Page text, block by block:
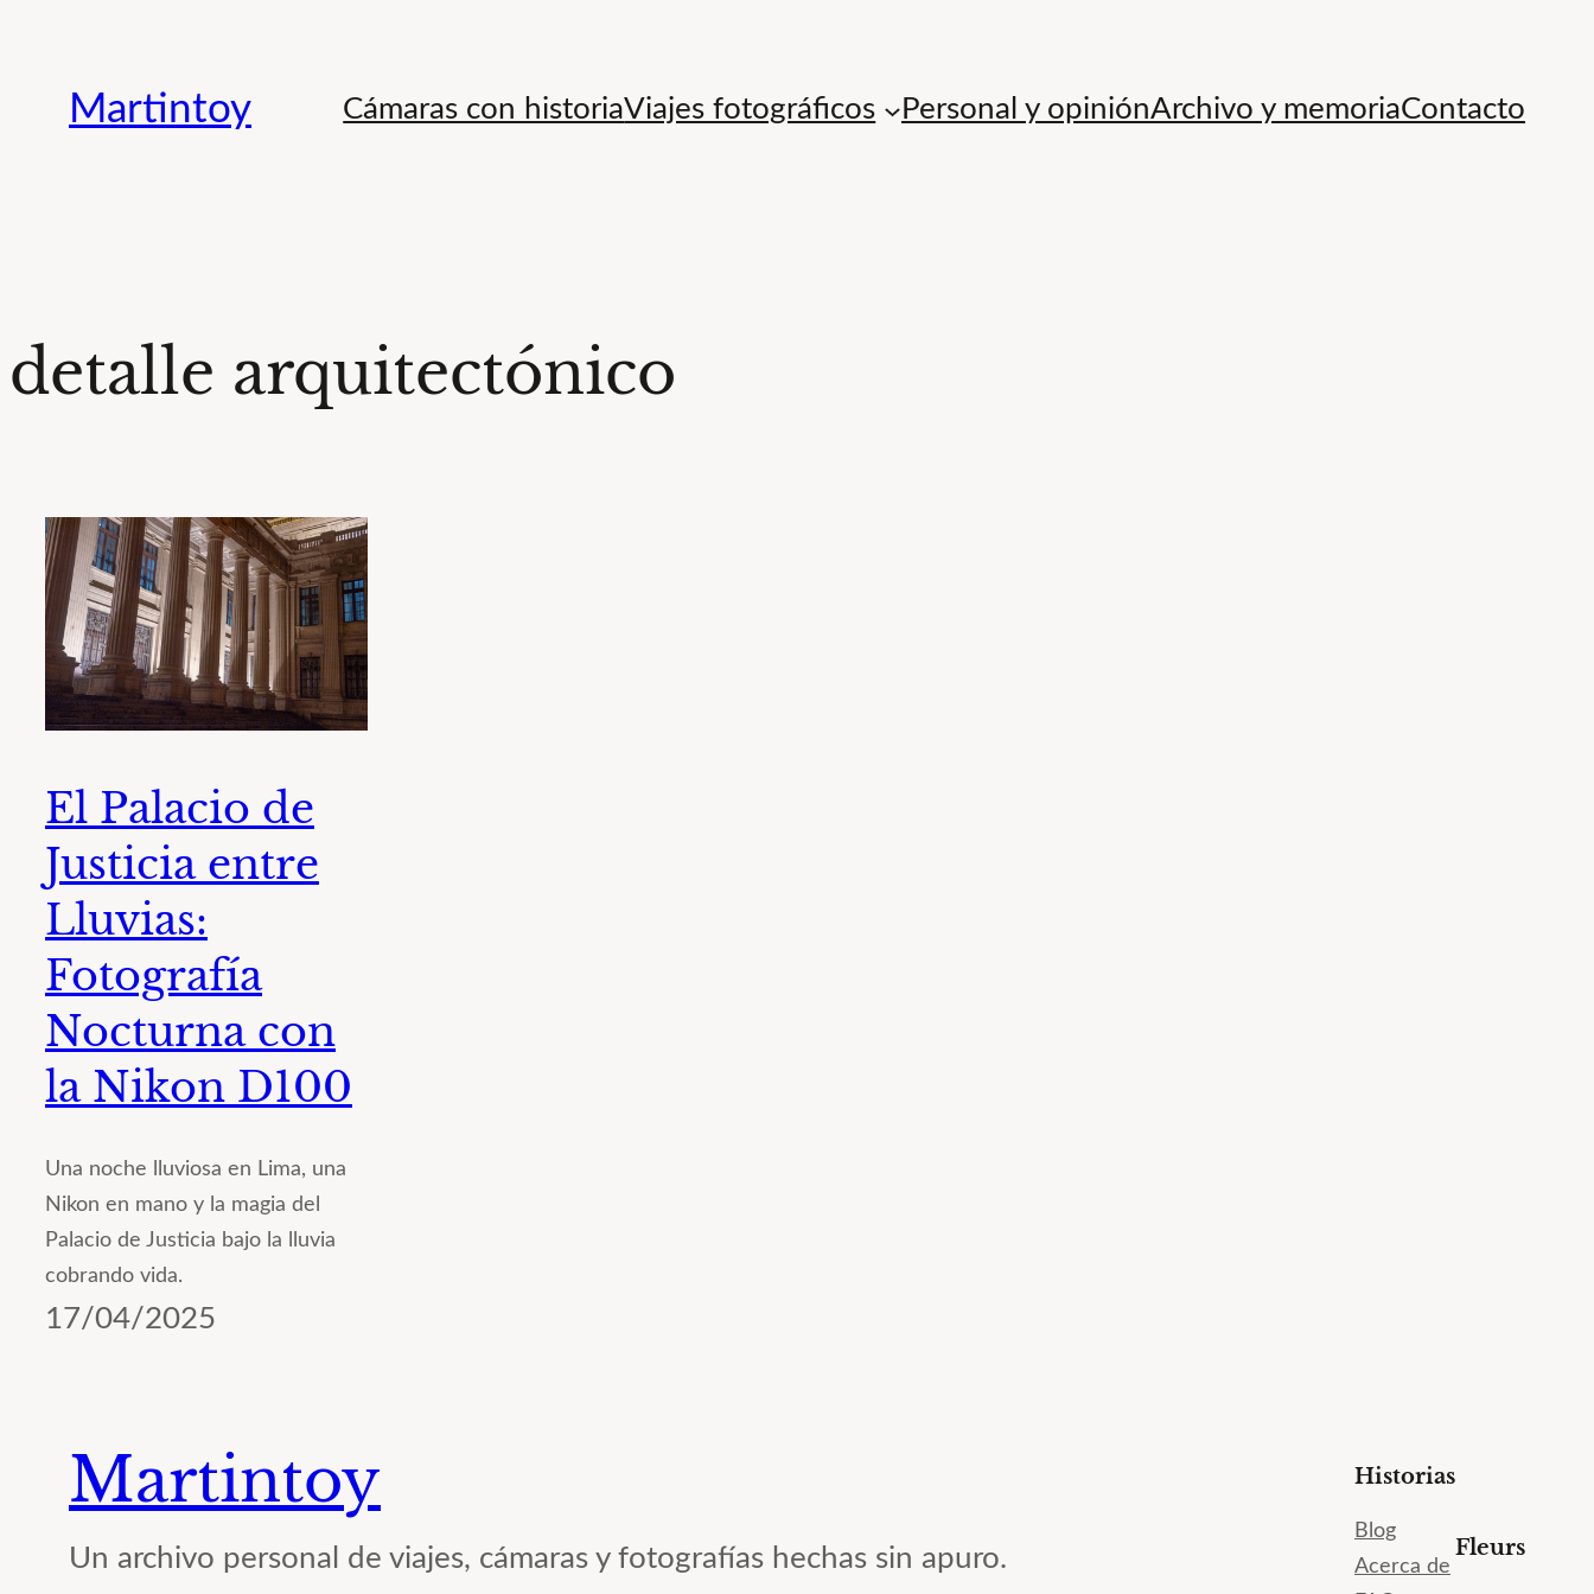
contenido
Martintoy Cámaras con historiaViajes fotográficos Personal y opiniónArchivo y memoriaContacto
detalle arquitectónico
El Palacio de
Justicia entre
Lluvias:
Fotografía
Nocturna con
la Nikon D100
Una noche lluviosa en Lima, una
Nikon en mano y la magia del
Palacio de Justicia bajo la lluvia
cobrando vida.
17/04/2025
Martintoy
Un archivo personal de viajes, cámaras y fotografías hechas sin apuro.
Historias
Blog
Acerca de
Fleurs